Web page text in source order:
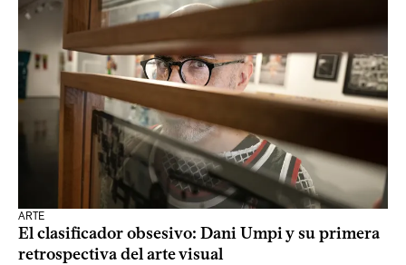
ARTE
El clasificador obsesivo: Dani Umpi y su primera
retrospectiva del arte visual